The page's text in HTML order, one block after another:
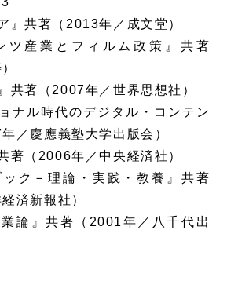
』共著（2013年／成文堂）
ツ産業とフィルム政策』共著
共著（2007年／世界思想社）
ナル時代のデジタル・コンテン
／慶應義塾大学出版会）
著（2006年／中央経済社）
ック－理論・実践・教養』共著
済新報社）
業論』共著（2001年／八千代出